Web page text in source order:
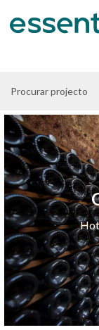
Procurar projecto